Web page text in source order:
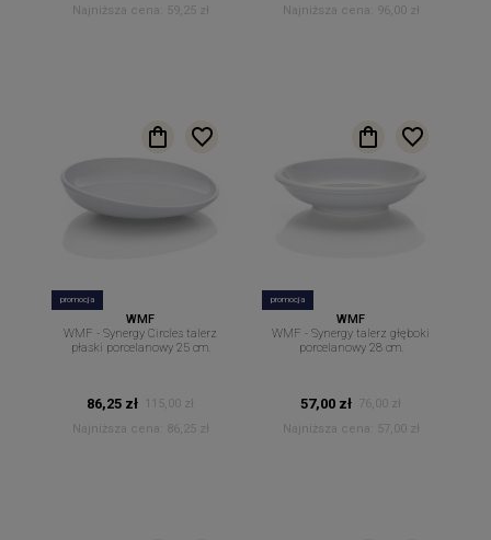
Najniższa cena:
59,25 zł
Najniższa cena:
96,00 zł
promocja
WMF
WMF - Synergy Circles talerz
płaski porcelanowy 25 cm.
86,25 zł
115,00 zł
Najniższa cena:
86,25 zł
promocja
WMF
WMF - Synergy talerz głęboki
porcelanowy 28 cm.
57,00 zł
76,00 zł
Najniższa cena:
57,00 zł